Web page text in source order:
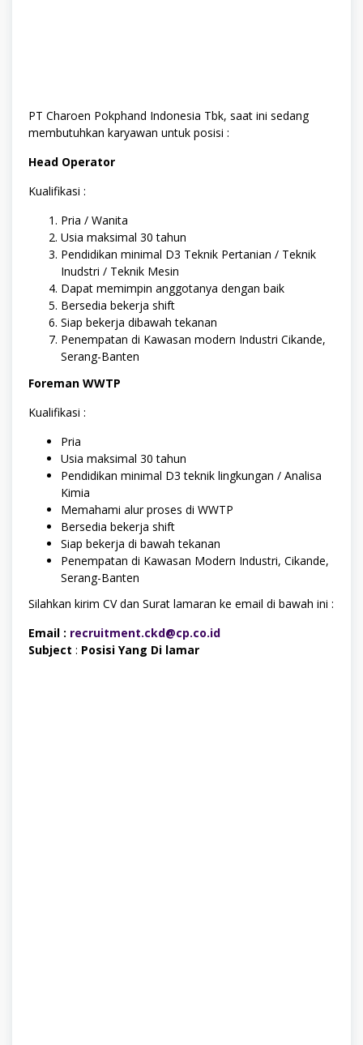
PT Charoen Pokphand Indonesia Tbk, saat ini sedang
membutuhkan karyawan untuk posisi :
Head Operator
Kualifikasi :
Pria / Wanita
Usia maksimal 30 tahun
Pendidikan minimal D3 Teknik Pertanian / Teknik
Inudstri / Teknik Mesin
Dapat memimpin anggotanya dengan baik
Bersedia bekerja shift
Siap bekerja dibawah tekanan
Penempatan di Kawasan modern Industri Cikande,
Serang-Banten
Foreman WWTP
Kualifikasi :
Pria
Usia maksimal 30 tahun
Pendidikan minimal D3 teknik lingkungan / Analisa
Kimia
Memahami alur proses di WWTP
Bersedia bekerja shift
Siap bekerja di bawah tekanan
Penempatan di Kawasan Modern Industri, Cikande,
Serang-Banten
Silahkan kirim CV dan Surat lamaran ke email di bawah ini :
Email : recruitment.ckd@cp.co.id
Subject : Posisi Yang Di lamar